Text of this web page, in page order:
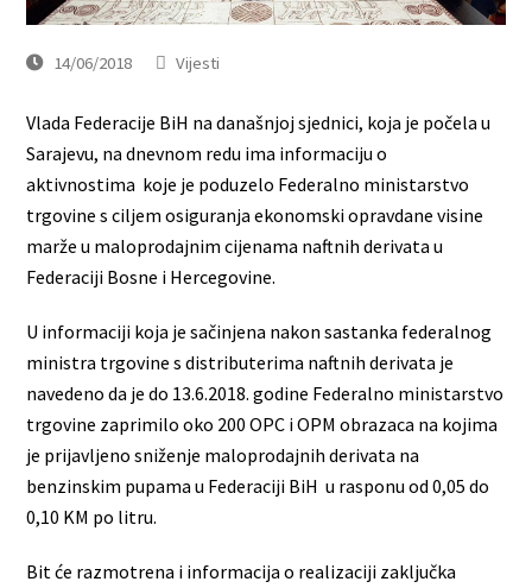
14/06/2018 Vijesti
Vlada Federacije BiH na današnjoj sjednici, koja je počela u
Sarajevu, na dnevnom redu ima informaciju o
aktivnostima koje je poduzelo Federalno ministarstvo
trgovine s ciljem osiguranja ekonomski opravdane visine
marže u maloprodajnim cijenama naftnih derivata u
Federaciji Bosne i Hercegovine.
U informaciji koja je sačinjena nakon sastanka federalnog
ministra trgovine s distributerima naftnih derivata je
navedeno da je do 13.6.2018. godine Federalno ministarstvo
trgovine zaprimilo oko 200 OPC i OPM obrazaca na kojima
je prijavljeno sniženje maloprodajnih derivata na
benzinskim pupama u Federaciji BiH u rasponu od 0,05 do
0,10 KM po litru.
Bit će razmotrena i informacija o realizaciji zaključka